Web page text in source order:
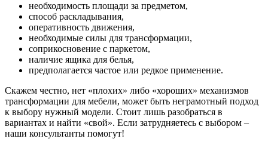
необходимость площади за предметом,
способ раскладывания,
оперативность движения,
необходимые силы для трансформации,
соприкосновение с паркетом,
наличие ящика для белья,
предполагается частое или редкое применение.
Скажем честно, нет «плохих» либо «хороших» механизмов
трансформации для мебели, может быть неграмотный подход
к выбору нужный модели. Стоит лишь разобраться в
вариантах и найти «свой». Если затрудняетесь с выбором –
наши консультанты помогут!